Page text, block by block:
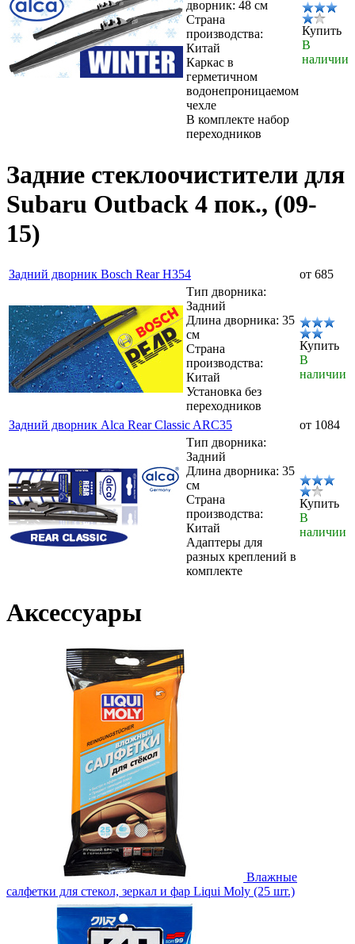
дворник: 48 см
Страна
производства:
Китай
Каркас в
герметичном
водонепроницаемом
чехле
В комплекте набор
переходников
Купить
В
наличии
Задние стеклоочистители для
Subaru Outback 4 пок., (09-
15)
Задний дворник Bosch Rear H354
от 685
Тип дворника:
Задний
Длина дворника: 35
см
Страна
производства:
Китай
Установка без
переходников
Купить
В
наличии
Задний дворник Alca Rear Classic ARC35
от 1084
Тип дворника:
Задний
Длина дворника: 35
см
Страна
производства:
Китай
Адаптеры для
разных креплений в
комплекте
Купить
В
наличии
Аксессуары
Влажные
салфетки для стекол, зеркал и фар Liqui Moly (25 шт.)